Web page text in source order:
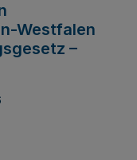
Westfalen
–